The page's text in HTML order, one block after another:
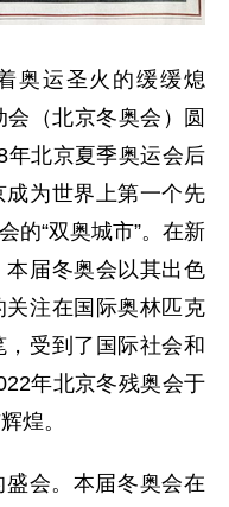
奥运圣火的缓缓熄
（北京冬奥会）圆
年北京夏季奥运会后
为世界上第一个先
的“双奥城市”。在新
届冬奥会以其出色
注在国际奥林匹克
受到了国际社会和
年北京冬残奥会于
煌。
会。本届冬奥会在